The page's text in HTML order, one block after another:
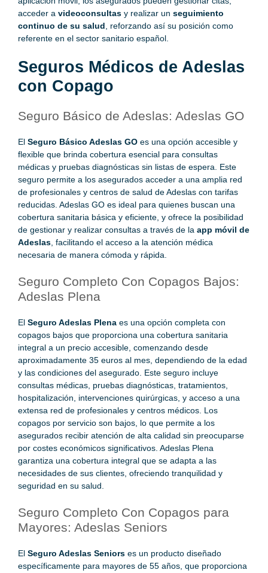
acceder a videoconsultas y realizar un seguimiento
continuo de su salud , reforzando así su posición como
referente en el sector sanitario español.
Seguros Médicos de Adeslas
con Copago
Seguro Básico de Adeslas: Adeslas GO
El Seguro Básico Adeslas GO es una opción accesible y
flexible que brinda cobertura esencial para consultas
médicas y pruebas diagnósticas sin listas de espera. Este
seguro permite a los asegurados acceder a una amplia red
de profesionales y centros de salud de Adeslas con tarifas
reducidas. Adeslas GO es ideal para quienes buscan una
cobertura sanitaria básica y eficiente, y ofrece la posibilidad
de gestionar y realizar consultas a través de la app móvil de
Adeslas , facilitando el acceso a la atención médica
necesaria de manera cómoda y rápida.
Seguro Completo Con Copagos Bajos:
Adeslas Plena
El Seguro Adeslas Plena es una opción completa con
copagos bajos que proporciona una cobertura sanitaria
integral a un precio accesible, comenzando desde
aproximadamente 35 euros al mes, dependiendo de la edad
y las condiciones del asegurado. Este seguro incluye
consultas médicas, pruebas diagnósticas, tratamientos,
hospitalización, intervenciones quirúrgicas, y acceso a una
extensa red de profesionales y centros médicos. Los
copagos por servicio son bajos, lo que permite a los
asegurados recibir atención de alta calidad sin preocuparse
por costes económicos significativos. Adeslas Plena
garantiza una cobertura integral que se adapta a las
necesidades de sus clientes, ofreciendo tranquilidad y
seguridad en su salud.
Seguro Completo Con Copagos para
Mayores: Adeslas Seniors
El Seguro Adeslas Seniors es un producto diseñado
específicamente para mayores de 55 años, que proporciona